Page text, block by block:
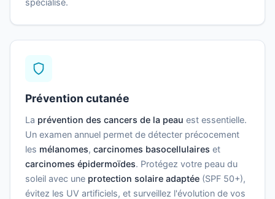
Prévention cutanée
La prévention des cancers de la peau est essentielle.
Un examen annuel permet de détecter précocement
les mélanomes, carcinomes basocellulaires et
carcinomes épidermoïdes. Protégez votre peau du
soleil avec une protection solaire adaptée (SPF 50+),
évitez les UV artificiels, et surveillez l'évolution de vos